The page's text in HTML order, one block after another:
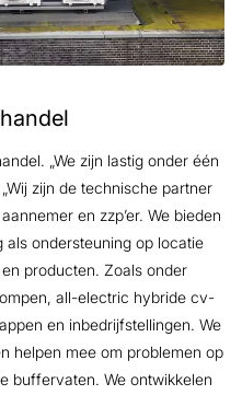
„We zijn lastig onder één
zijn de technische partner
en zzp’er. We bieden
ondersteuning op locatie
producten. Zoals onder
all-electric hybride cv-
en inbedrijfstellingen. We
helpen mee om problemen op
buffervaten. We ontwikkelen